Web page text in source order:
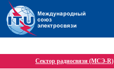
Сектор радиосвязи (МСЭ-R)